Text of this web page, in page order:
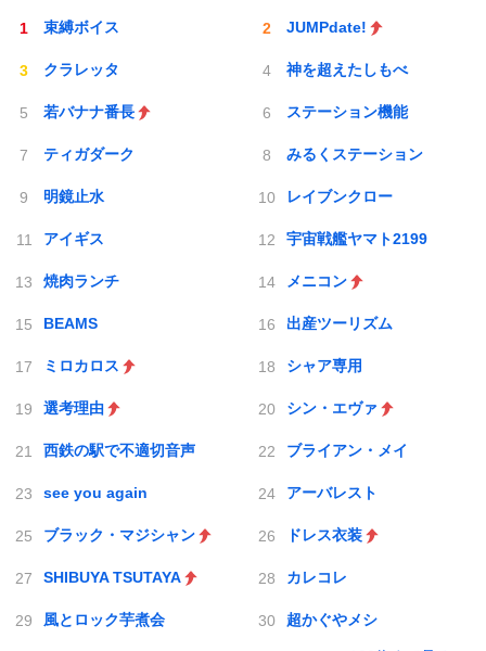
束縛ボイス JUMPdate!
クラレッタ 神を超えたしもべ
若バナナ番長 ステーション機能
ティガダーク みるくステーション
明鏡止水 レイブンクロー
アイギス 宇宙戦艦ヤマト2199
焼肉ランチ メニコン
BEAMS 出産ツーリズム
ミロカロス シャア専用
選考理由 シン・エヴァ
西鉄の駅で不適切音声 ブライアン・メイ
see you again アーバレスト
ブラック・マジシャン ドレス衣装
SHIBUYA TSUTAYA カレコレ
風とロック芋煮会 超かぐやメシ